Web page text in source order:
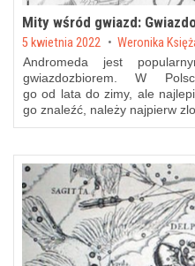
Mity wśród gwiazd:
Posted on
5 kwietnia 2022 byWeronika
Andromeda jest
gwiazdozbiorem. W
go od lata do zimy, ale
go znaleźć, należy najpierw